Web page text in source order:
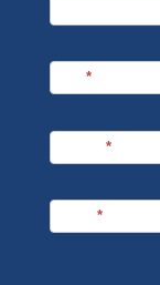
*
*
*